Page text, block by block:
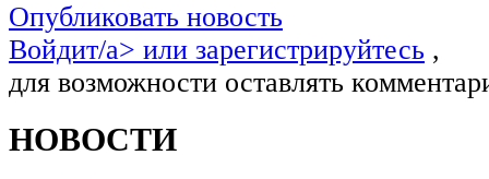
Опубликовать новость
Войдит/a> или зарегистрируйтесь ,
для возможности оставлять
НОВОСТИ